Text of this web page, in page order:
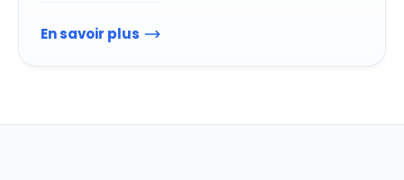
En savoir plus